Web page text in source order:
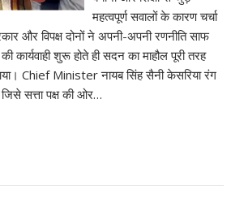
महत्वपूर्ण सवालों के कारण चर्चा
और विपक्ष दोनों ने अपनी-अपनी रणनीति साफ
कार्यवाही शुरू होते ही सदन का माहौल पूरी तरह
Chief Minister नायब सिंह सैनी केसरिया रंग
सत्ता पक्ष की ओर…